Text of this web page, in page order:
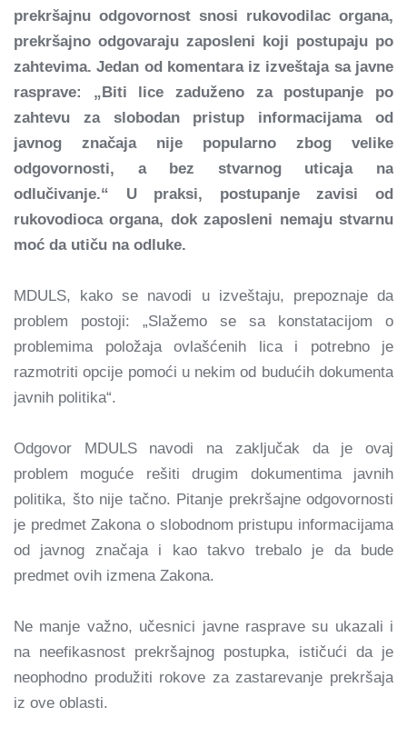
prekršajnu odgovornost snosi rukovodilac organa,
prekršajno odgovaraju zaposleni koji postupaju po
zahtevima. Jedan od komentara iz izveštaja sa javne
rasprave: „Biti lice zaduženo za postupanje po
zahtevu za slobodan pristup informacijama od
javnog značaja nije popularno zbog velike
odgovornosti, a bez stvarnog uticaja na
odlučivanje.“ U praksi, postupanje zavisi od
rukovodioca organa, dok zaposleni nemaju stvarnu
moć da utiču na odluke.
MDULS, kako se navodi u izveštaju, prepoznaje da
problem postoji: „Slažemo se sa konstatacijom o
problemima položaja ovlašćenih lica i potrebno je
razmotriti opcije pomoći u nekim od budućih dokumenta
javnih politika“.
Odgovor MDULS navodi na zaključak da je ovaj
problem moguće rešiti drugim dokumentima javnih
politika, što nije tačno. Pitanje prekršajne odgovornosti
je predmet Zakona o slobodnom pristupu informacijama
od javnog značaja i kao takvo trebalo je da bude
predmet ovih izmena Zakona.
Ne manje važno, učesnici javne rasprave su ukazali i
na neefikasnost prekršajnog postupka, ističući da je
neophodno produžiti rokove za zastarevanje prekršaja
iz ove oblasti.